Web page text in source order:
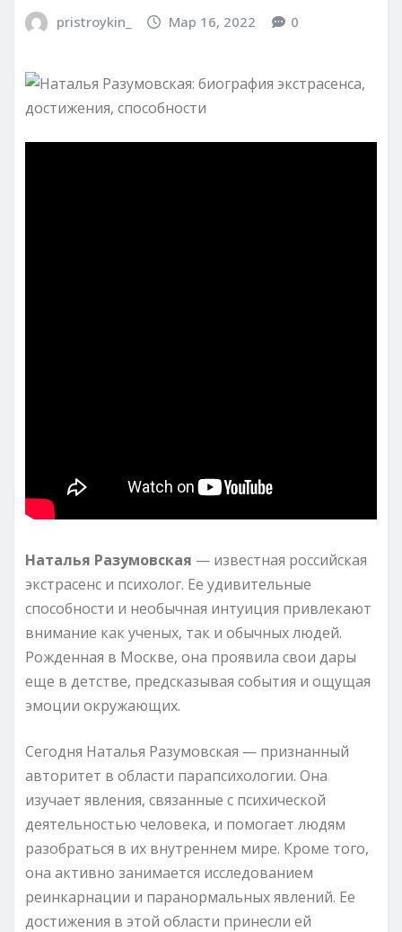
pristroykin_ Мар 16, 2022 0
Наталья Разумовская — известная российская
экстрасенс и психолог. Ее удивительные
способности и необычная интуиция привлекают
внимание как ученых, так и обычных людей.
Рожденная в Москве, она проявила свои дары
еще в детстве, предсказывая события и ощущая
эмоции окружающих.
Сегодня Наталья Разумовская — признанный
авторитет в области парапсихологии. Она
изучает явления, связанные с психической
деятельностью человека, и помогает людям
разобраться в их внутреннем мире. Кроме того,
она активно занимается исследованием
реинкарнации и паранормальных явлений. Ее
достижения в этой области принесли ей